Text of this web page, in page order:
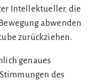
Intellektueller, die
abwenden
zurückziehen.
genaues
des